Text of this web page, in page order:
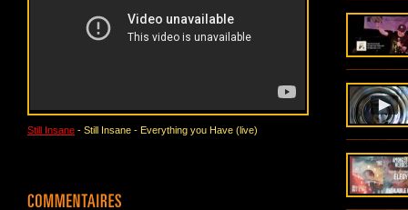
Still Insane - Still Insane - Everything you Have (live)